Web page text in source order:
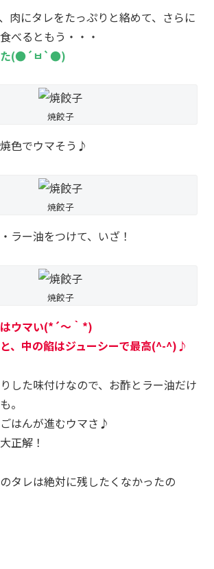
肉にタレをたっぷりと絡めて、さらに
べるともう・・・
た(●´ㅂ`●)
焼餃子
色でウマそう♪
焼餃子
ラー油をつけて、いざ！
焼餃子
ウマい(*´～｀*)
、中の餡はジューシーで最高(^-^)♪
した味付けなので、お酢とラー油だけ
。
はんが進むウマさ♪
正解！
タレは絶対に残したくなかったの